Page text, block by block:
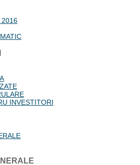
2016
INVESTITORI